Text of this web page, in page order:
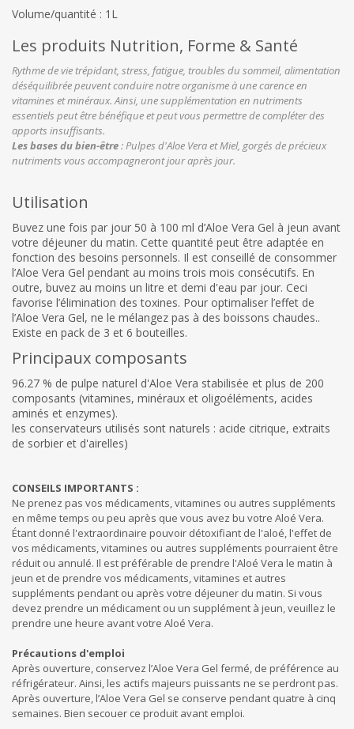
Volume/quantité : 1L
Les produits Nutrition, Forme & Santé
Rythme de vie trépidant, stress, fatigue, troubles du sommeil, alimentation
déséquilibrée peuvent conduire notre organisme à une carence en
vitamines et minéraux. Ainsi, une supplémentation en nutriments
essentiels peut être bénéfique et peut vous permettre de compléter des
apports insuffisants.
Les bases du bien-être: Pulpes d'Aloe Vera et Miel, gorgés de précieux
nutriments vous accompagneront jour après jour.
Utilisation
Buvez une fois par jour 50 à 100 ml d’Aloe Vera Gel à jeun avant
votre déjeuner du matin. Cette quantité peut être adaptée en
fonction des besoins personnels. Il est conseillé de consommer
l’Aloe Vera Gel pendant au moins trois mois consécutifs. En
outre, buvez au moins un litre et demi d'eau par jour. Ceci
favorise l’élimination des toxines. Pour optimaliser l’effet de
l’Aloe Vera Gel, ne le mélangez pas à des boissons chaudes..
Existe en pack de 3 et 6 bouteilles.
Principaux composants
96.27 % de pulpe naturel d'Aloe Vera stabilisée et plus de 200
composants (vitamines, minéraux et oligoéléments, acides
aminés et enzymes).
les conservateurs utilisés sont naturels : acide citrique, extraits
de sorbier et d'airelles)
CONSEILS IMPORTANTS :
Ne prenez pas vos médicaments, vitamines ou autres suppléments
en même temps ou peu après que vous avez bu votre Aloé Vera.
Étant donné l'extraordinaire pouvoir détoxifiant de l'aloé, l'effet de
vos médicaments, vitamines ou autres suppléments pourraient être
réduit ou annulé. Il est préférable de prendre l'Aloé Vera le matin à
jeun et de prendre vos médicaments, vitamines et autres
suppléments pendant ou après votre déjeuner du matin. Si vous
devez prendre un médicament ou un supplément à jeun, veuillez le
prendre une heure avant votre Aloé Vera.
Précautions d'emploi
Après ouverture, conservez l’Aloe Vera Gel fermé, de préférence au
réfrigérateur. Ainsi, les actifs majeurs puissants ne se perdront pas.
Après ouverture, l’Aloe Vera Gel se conserve pendant quatre à cinq
semaines. Bien secouer ce produit avant emploi.